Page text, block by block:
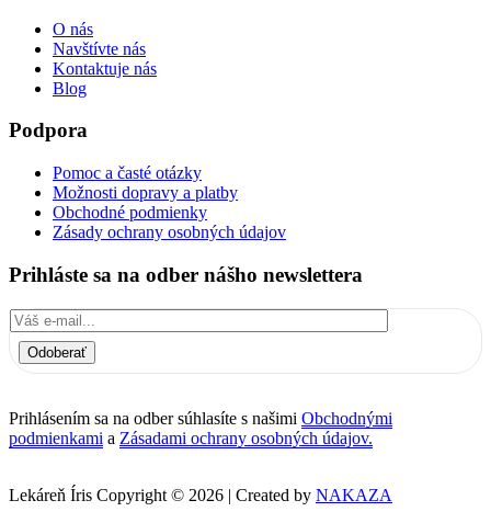
O nás
Navštívte nás
Kontaktuje nás
Blog
Podpora
Pomoc a časté otázky
Možnosti dopravy a platby
Obchodné podmienky
Zásady ochrany osobných údajov
Prihláste sa na odber nášho newslettera
Odoberať
Prihlásením sa na odber súhlasíte s našimi Obchodnými
podmienkami a Zásadami ochrany osobných údajov.
Lekáreň Íris Copyright © 2026 | Created by NAKAZA